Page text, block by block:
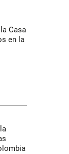
Casa
en la